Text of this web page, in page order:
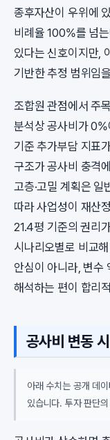
종후자산이 우위에
비례율 100%를 넘
있다는 신호이지만,
기반한 추정 범위임
조합원 관점에서 주
분석상 공사비가
기준 추가부담 지표
구조가 공사비 충격
고층·고밀 계획은 일
따라 사업성이 재산
21.4평 기준의 권리
시나리오별로 비교
안심이 아니라, 변수
해석하는 편이 합리
공사비 변동
아래 수치는 공개 데
있습니다. 투자 판단